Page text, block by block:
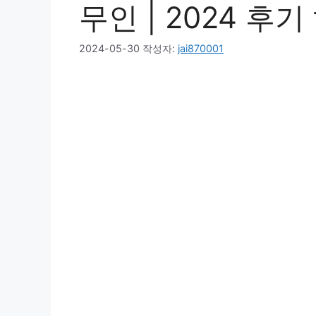
무인 | 2024 후
2024-05-30 작성자: jai870001